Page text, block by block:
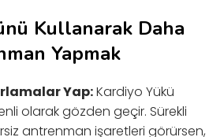
Kullanarak Daha
Yapmak
Yap:Kardiyo Yükü
olarak gözden geçir. Sürekli
antrenman işaretleri görürsen,